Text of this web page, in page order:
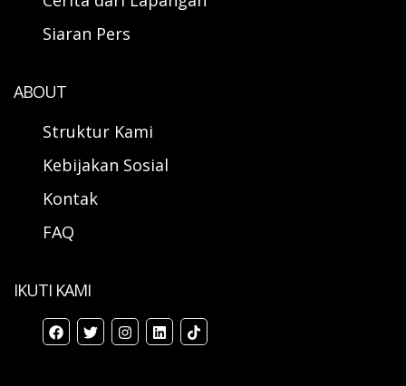
Siaran Pers
ABOUT
Struktur Kami
Kebijakan Sosial
Kontak
FAQ
IKUTI KAMI